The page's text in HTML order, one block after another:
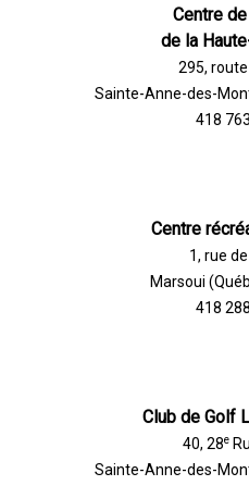
Centre
de la
295,
Sainte-Anne-des-
418
Centre
1, rue
Marsoui
418
Club de Golf
40, 28e
Sainte-Anne-des-